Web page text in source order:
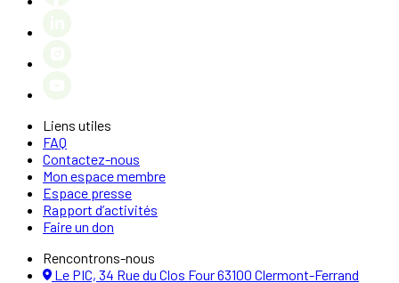
Liens utiles
FAQ
Contactez-nous
Mon espace membre
Espace presse
Rapport d’activités
Faire un don
Rencontrons-nous
Le PIC, 34 Rue du Clos Four 63100 Clermont-Ferrand